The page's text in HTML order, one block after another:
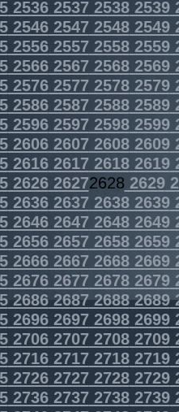
2536253725382539
2546254725482549
2556255725582559
25662567 25682569
25762577 25782579
25862587 25882589
2596259725982599
2606260726082609
26162617 26182619
262626272628 2629
26362637 26382639
26462647 26482649
26562657 26582659
26662667 26682669
26762677 26782679
2686268726882689
2696269726982699
2706270727082709
2716271727182719
2726272727282729
2736273727382739